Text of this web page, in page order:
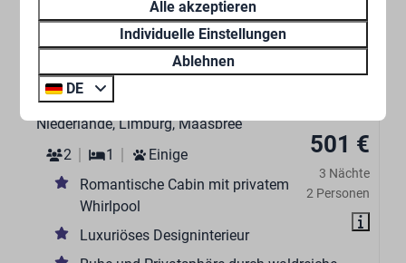
501 €
3 Nächte
2 Personen
Wald Cabin mit Jacuzzi | 2 Personen
Niederlande, Limburg, Maasbree
2
1
Einige
Romantische Cabin mit privatem
Whirlpool
Luxuriöses Designinterieur
Alle akzeptieren
Individuelle Einstellungen
Ablehnen
DE